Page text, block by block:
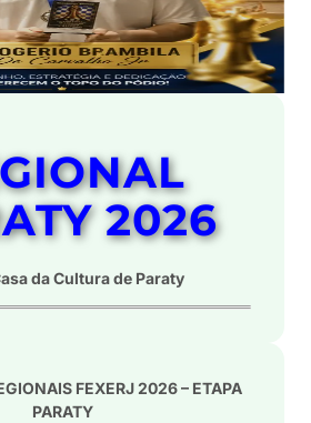
2026
da Cultura de Paraty
FEXERJ 2026 – ETAPA
PARATY